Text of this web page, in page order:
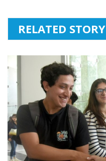
RELATED STORY